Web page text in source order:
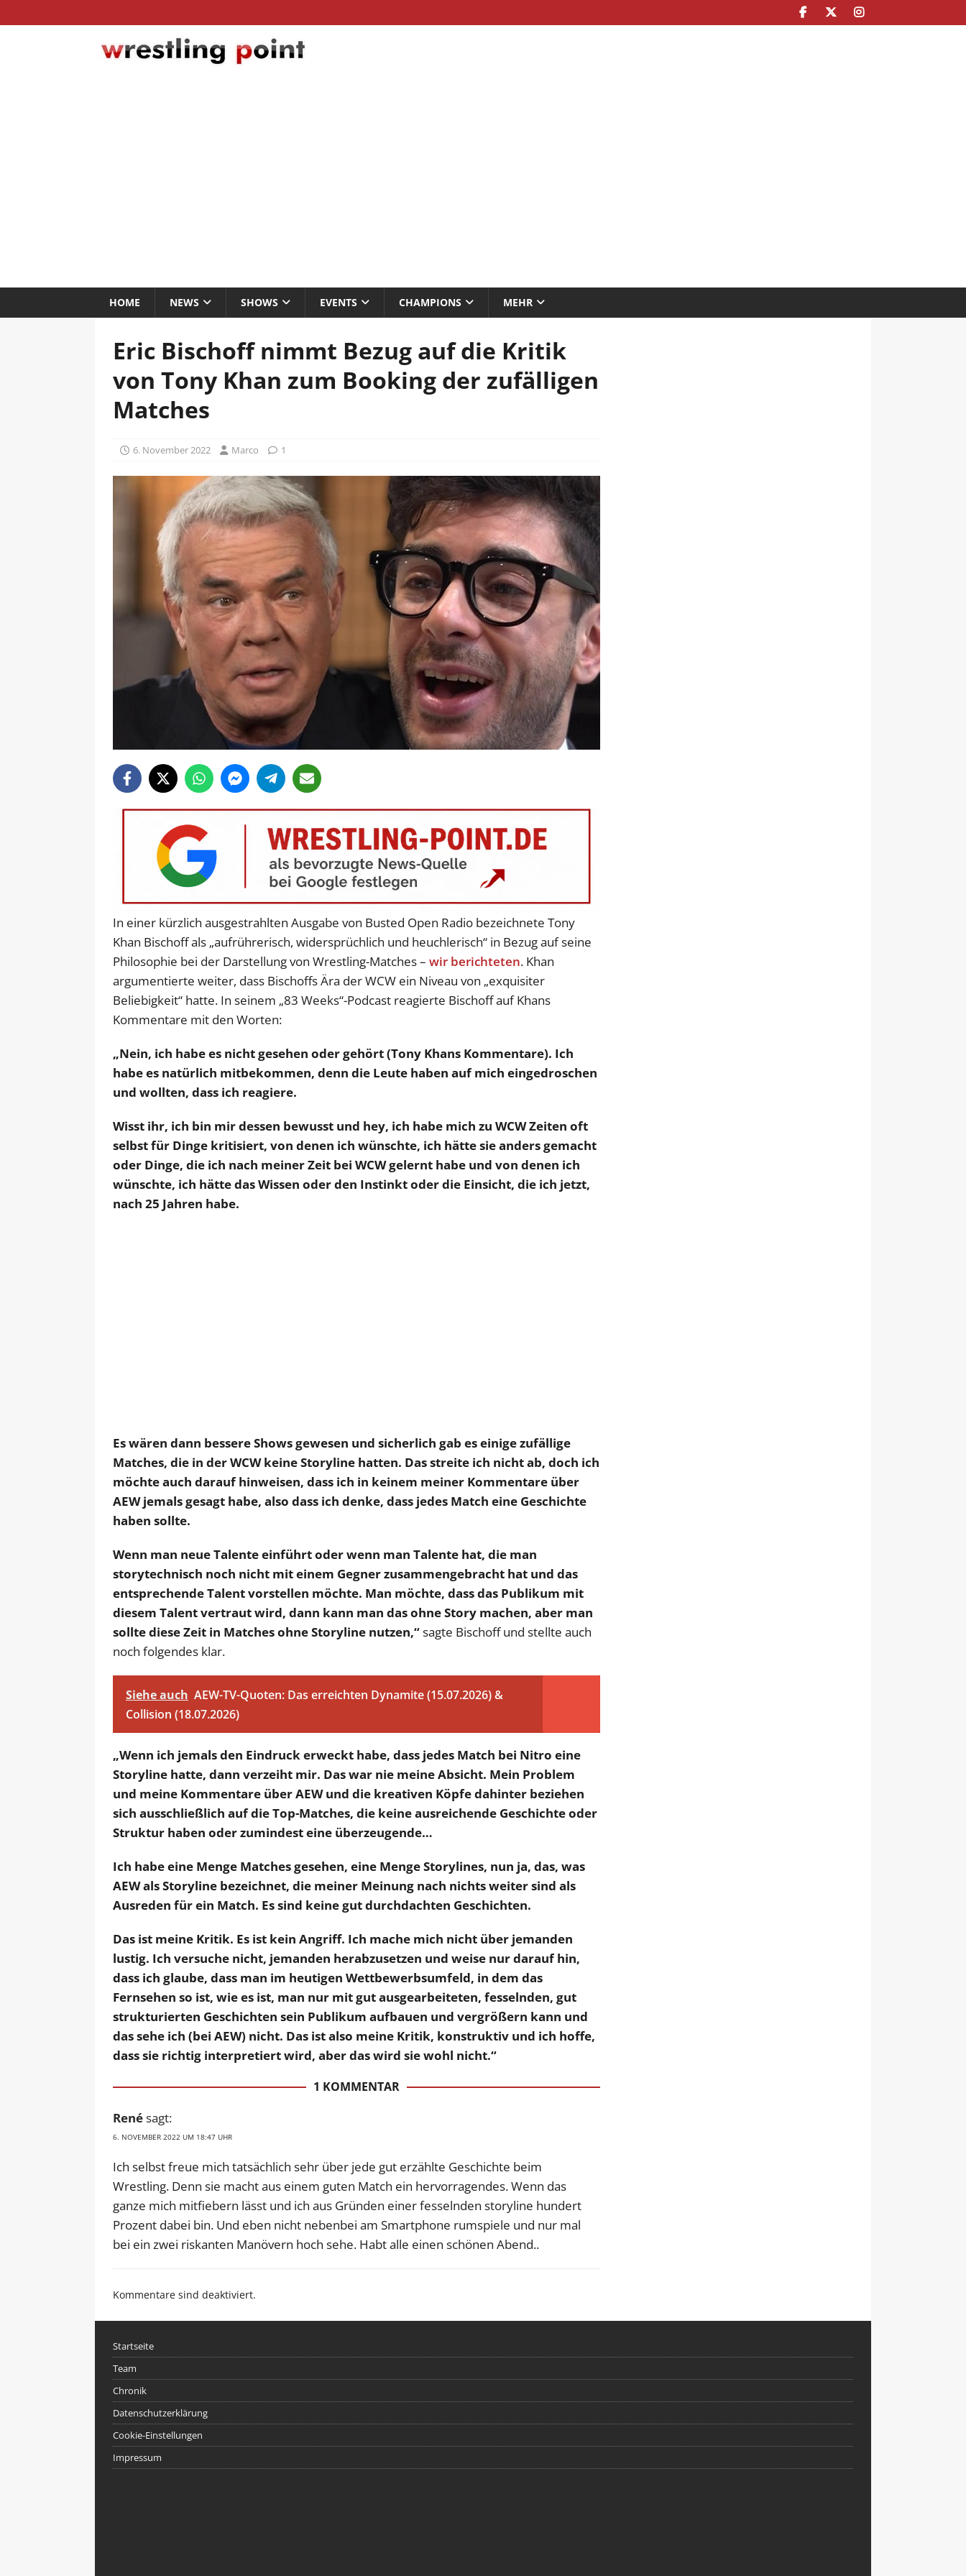
HOME NEWS SHOWS EVENTS CHAMPIONS MEHR
Eric Bischoff nimmt Bezug auf die Kritik
von Tony Khan zum Booking der zufälligen
Matches
6. November 2022 Marco 1
In einer kürzlich ausgestrahlten Ausgabe von Busted Open Radio bezeichnete Tony
Khan Bischoff als „aufrührerisch, widersprüchlich und heuchlerisch“ in Bezug auf seine
Philosophie bei der Darstellung von Wrestling-Matches – wir berichteten. Khan
argumentierte weiter, dass Bischoffs Ära der WCW ein Niveau von „exquisiter
Beliebigkeit“ hatte. In seinem „83 Weeks“-Podcast reagierte Bischoff auf Khans
Kommentare mit den Worten:
„Nein, ich habe es nicht gesehen oder gehört (Tony Khans Kommentare). Ich
habe es natürlich mitbekommen, denn die Leute haben auf mich eingedroschen
und wollten, dass ich reagiere.
Wisst ihr, ich bin mir dessen bewusst und hey, ich habe mich zu WCW Zeiten oft
selbst für Dinge kritisiert, von denen ich wünschte, ich hätte sie anders gemacht
oder Dinge, die ich nach meiner Zeit bei WCW gelernt habe und von denen ich
wünschte, ich hätte das Wissen oder den Instinkt oder die Einsicht, die ich jetzt,
nach 25 Jahren habe.
Es wären dann bessere Shows gewesen und sicherlich gab es einige zufällige
Matches, die in der WCW keine Storyline hatten. Das streite ich nicht ab, doch ich
möchte auch darauf hinweisen, dass ich in keinem meiner Kommentare über
AEW jemals gesagt habe, also dass ich denke, dass jedes Match eine Geschichte
haben sollte.
Wenn man neue Talente einführt oder wenn man Talente hat, die man
storytechnisch noch nicht mit einem Gegner zusammengebracht hat und das
entsprechende Talent vorstellen möchte. Man möchte, dass das Publikum mit
diesem Talent vertraut wird, dann kann man das ohne Story machen, aber man
sollte diese Zeit in Matches ohne Storyline nutzen,“sagte Bischoff und stellte auch
noch folgendes klar.
Siehe auch AEW-TV-Quoten: Das erreichten Dynamite (15.07.2026) &
Collision (18.07.2026)
„Wenn ich jemals den Eindruck erweckt habe, dass jedes Match bei Nitro eine
Storyline hatte, dann verzeiht mir. Das war nie meine Absicht. Mein Problem
und meine Kommentare über AEW und die kreativen Köpfe dahinter beziehen
sich ausschließlich auf die Top-Matches, die keine ausreichende Geschichte oder
Struktur haben oder zumindest eine überzeugende…
Ich habe eine Menge Matches gesehen, eine Menge Storylines, nun ja, das, was
AEW als Storyline bezeichnet, die meiner Meinung nach nichts weiter sind als
Ausreden für ein Match. Es sind keine gut durchdachten Geschichten.
Das ist meine Kritik. Es ist kein Angriff. Ich mache mich nicht über jemanden
lustig. Ich versuche nicht, jemanden herabzusetzen und weise nur darauf hin,
dass ich glaube, dass man im heutigen Wettbewerbsumfeld, in dem das
Fernsehen so ist, wie es ist, man nur mit gut ausgearbeiteten, fesselnden, gut
strukturierten Geschichten sein Publikum aufbauen und vergrößern kann und
das sehe ich (bei AEW) nicht. Das ist also meine Kritik, konstruktiv und ich hoffe,
dass sie richtig interpretiert wird, aber das wird sie wohl nicht.“
1 KOMMENTAR
Renésagt:
6. NOVEMBER 2022 UM 18:47 UHR
Ich selbst freue mich tatsächlich sehr über jede gut erzählte Geschichte beim
Wrestling. Denn sie macht aus einem guten Match ein hervorragendes. Wenn das
ganze mich mitfiebern lässt und ich aus Gründen einer fesselnden storyline hundert
Prozent dabei bin. Und eben nicht nebenbei am Smartphone rumspiele und nur mal
bei ein zwei riskanten Manövern hoch sehe. Habt alle einen schönen Abend..
Kommentare sind deaktiviert.
Startseite
Team
Chronik
Datenschutzerklärung
Cookie-Einstellungen
Impressum